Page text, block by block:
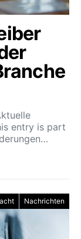
entry is part
Nachrichten